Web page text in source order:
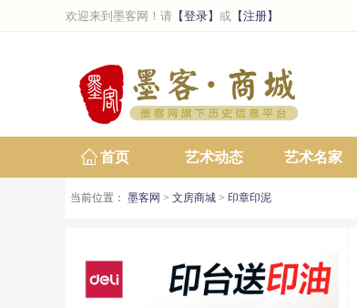
欢迎来到墨客网！请 【登录】 或 【注册】
首页 艺术动态 艺术名家
当前位置： 墨客网 > 文房商城 > 印章印泥